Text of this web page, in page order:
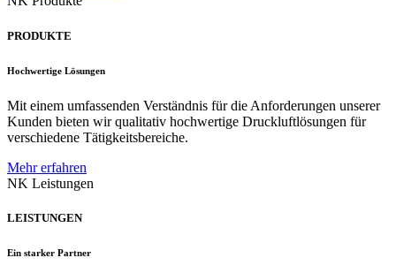
PRODUKTE
Hochwertige Lösungen
Mit einem umfassenden Verständnis für die Anforderungen unserer
Kunden bieten wir qualitativ hochwertige Druckluftlösungen für
verschiedene Tätigkeitsbereiche.
Mehr erfahren
NK Leistungen
LEISTUNGEN
Ein starker Partner